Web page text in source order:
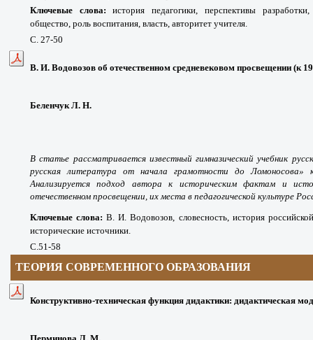
Ключевые слова:история педагогики, перспективы
общество, роль воспитания, власть, авторитет учителя.
С. 27-50
В. И. Водовозов об отечественном средневековом просвещении (к
Беленчук Л. Н.
В статье рассматривается известный гимназический учебник
русская литература от начала грамотности до Ломоносова»
Анализируется подход автора к историческим фактам и
отечественном просвещении, их места в педагогической культуре
Ключевые слова:В. И. Водовозов, словесность, история
исторические источники.
С.51-58
ТЕОРИЯ СОВРЕМЕННОГО ОБРАЗОВАНИЯ
Конструктивно-техническая функция дидактики: дидактическая